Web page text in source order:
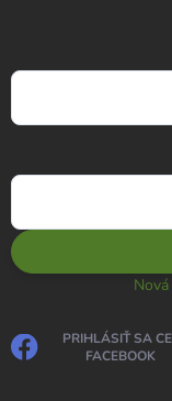
PRIHLÁSIŤ SA
FACEBOOK